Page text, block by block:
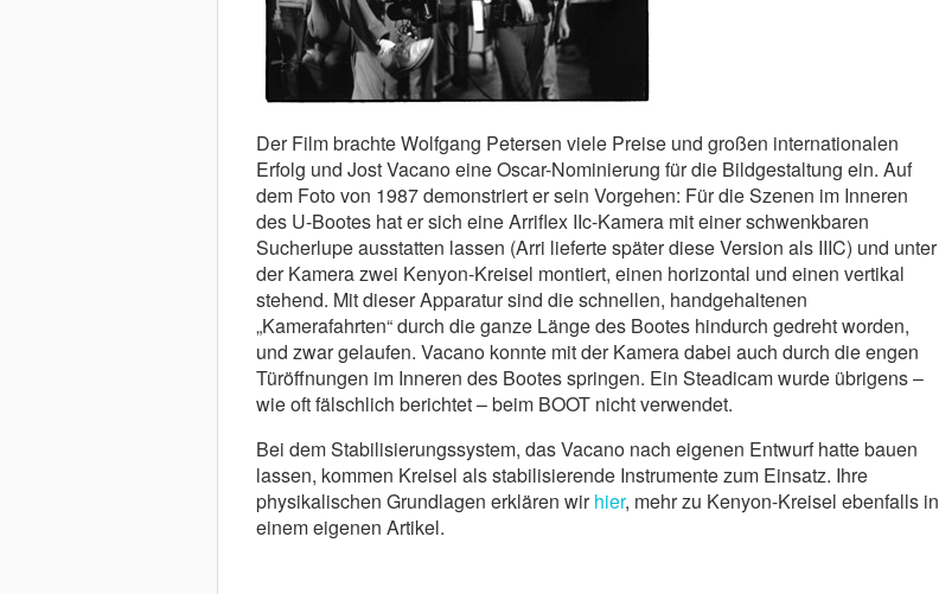
Der Film brachte Wolfgang Petersen viele Preise und großen internationalen
Erfolg und Jost Vacano eine Oscar-Nominierung für die Bildgestaltung ein. Auf
dem Foto von 1987 demonstriert er sein Vorgehen: Für die Szenen im Inneren
des U-Bootes hat er sich eine Arriflex IIc-Kamera mit einer schwenkbaren
Sucherlupe ausstatten lassen (Arri lieferte später diese Version als IIIC) und unter
der Kamera zwei Kenyon-Kreisel montiert, einen horizontal und einen vertikal
stehend. Mit dieser Apparatur sind die schnel­len, handgehaltenen
„Kamerafahrten“ durch die ganze Länge des Bootes hindurch gedreht worden,
und zwar gelaufen. Vacano konnte mit der Kamera dabei auch durch die engen
Türöffnungen im Inneren des Bootes springen. Ein Steadicam wurde übrigens –
wie oft fälschlich berichtet – beim BOOT nicht verwendet.
Bei dem Stabilisierungssystem, das Vacano nach eigenen Entwurf hatte bauen
lassen, kommen Kreisel als stabilisierende Instrumente zum Einsatz. Ihre
physikalischen Grundlagen erklären wirhier, mehr zu Kenyon-Kreisel ebenfalls in
einem eigenen Artikel.